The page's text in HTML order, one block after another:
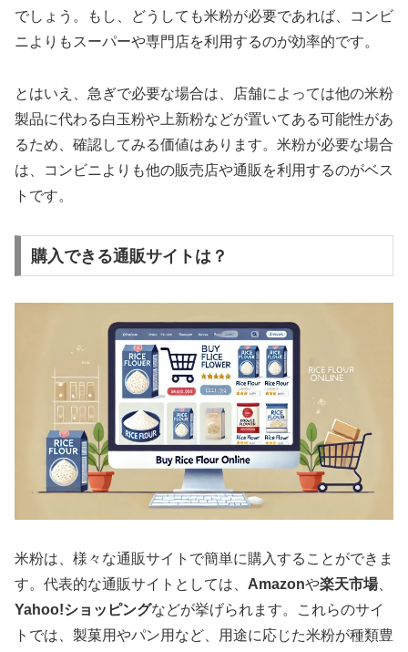
でしょう。もし、どうしても米粉が必要であれば、コンビ
ニよりもスーパーや専門店を利用するのが効率的です。
とはいえ、急ぎで必要な場合は、店舗によっては他の米粉
製品に代わる白玉粉や上新粉などが置いてある可能性があ
るため、確認してみる価値はあります。米粉が必要な場合
は、コンビニよりも他の販売店や通販を利用するのがベス
トです。
購入できる通販サイトは？
米粉は、様々な通販サイトで簡単に購入することができま
す。代表的な通販サイトとしては、 Amazonや楽天市場、
Yahoo!ショッピングなどが挙げられます。これらのサイ
トでは、製菓用やパン用など、用途に応じた米粉が種類豊